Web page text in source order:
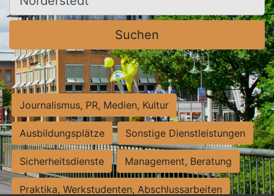
Suchen
Journalismus, PR, Medien, Kultur
Ausbildungsplätze Sonstige Dienstleistungen
Sicherheitsdienste Management, Beratung
Praktika, Werkstudenten, Abschlussarbeiten